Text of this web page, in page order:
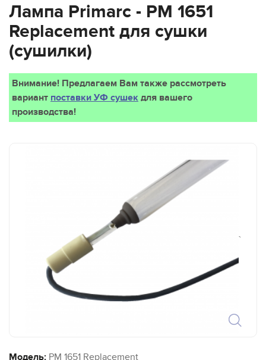
Лампа Primarc - PM 1651
Replacement для сушки
(сушилки)
Внимание! Предлагаем Вам также рассмотреть
вариант поставки УФ сушек для вашего
производства!
`
Модель: PM 1651 Replacement